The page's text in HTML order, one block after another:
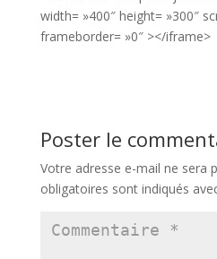
width= »400″ height= »300″
frameborder= »0″ ></iframe>
Poster le
Votre adresse e-mail ne sera
obligatoires sont indiqués